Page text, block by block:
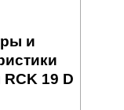
и
19 D